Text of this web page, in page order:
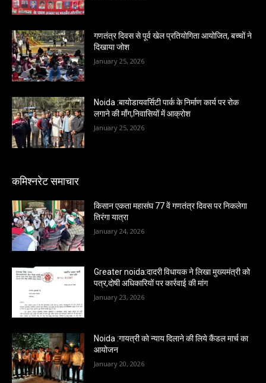
गणतंत्र दिवस से पूर्व खेल प्रतियोगिता आयोजित, बच्चों ने
दिखाया जोश
January 25, 2026
Noida :बायोडायवर्सिटी पार्क के निर्माण कार्य पर रोक
लगाने की माँग,निवासियों में आक्रोश
January 25, 2026
कमिश्नरेट समाचार
किसान एकता महासंघ 77 वें गणतंत्र दिवस पर निकलेगा
तिरंगा यात्रा
January 24, 2026
Greater noida:दादरी विधायक ने लिखा मुख्यमंत्री को
पत्र,दोषी अधिकारियों पर कार्रवाई की मांग
January 23, 2026
Noida :गायत्री को न्याय दिलाने की लिये कैंडल मार्च का
आयोजन
January 20, 2026